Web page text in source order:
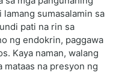
sumasalamin sa
pati na rin sa
ng endokrin, paggawa
Kaya naman, walang
mataas na presyon ng